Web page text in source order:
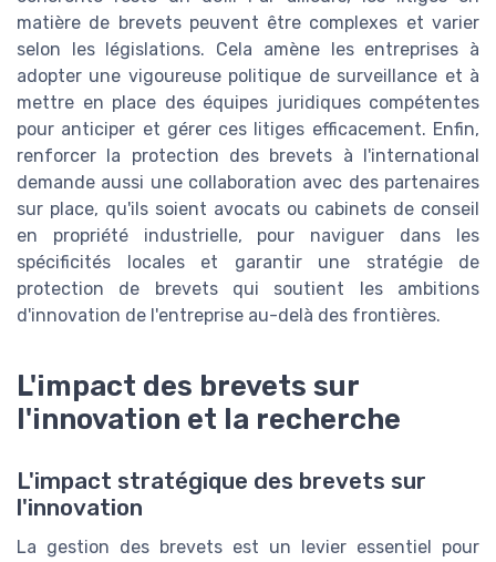
matière de brevets peuvent être complexes et varier
selon les législations. Cela amène les entreprises à
adopter une vigoureuse politique de surveillance et à
mettre en place des équipes juridiques compétentes
pour anticiper et gérer ces litiges efficacement. Enfin,
renforcer la protection des brevets à l'international
demande aussi une collaboration avec des partenaires
sur place, qu'ils soient avocats ou cabinets de conseil
en propriété industrielle, pour naviguer dans les
spécificités locales et garantir une stratégie de
protection de brevets qui soutient les ambitions
d'innovation de l'entreprise au-delà des frontières.
L'impact des brevets sur
l'innovation et la recherche
L'impact stratégique des brevets sur
l'innovation
La gestion des brevets est un levier essentiel pour